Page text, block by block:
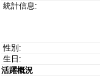
統計信息:
性別:
生日:
活躍概況